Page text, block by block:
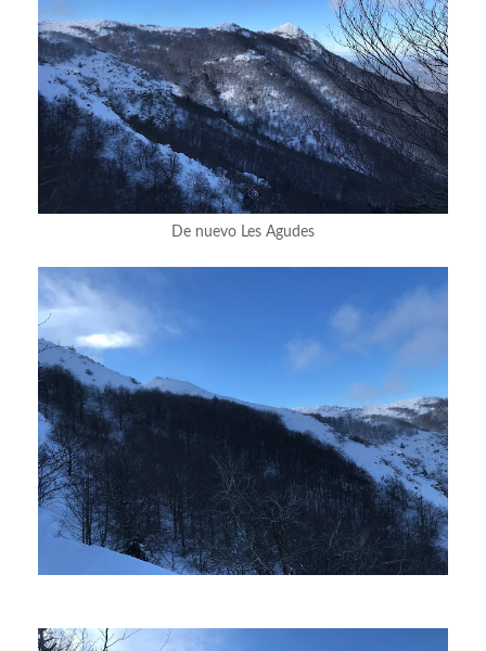
De nuevo Les Agudes